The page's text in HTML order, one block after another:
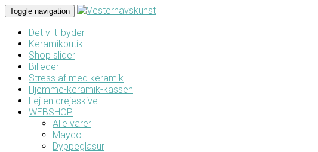
Toggle navigation
Det vi tilbyder
Keramikbutik
Shop slider
Billeder
Stress af med keramik
Hjemme-keramik-kassen
Lej en drejeskive
WEBSHOP
Alle varer
Mayco
Dyppeglasur